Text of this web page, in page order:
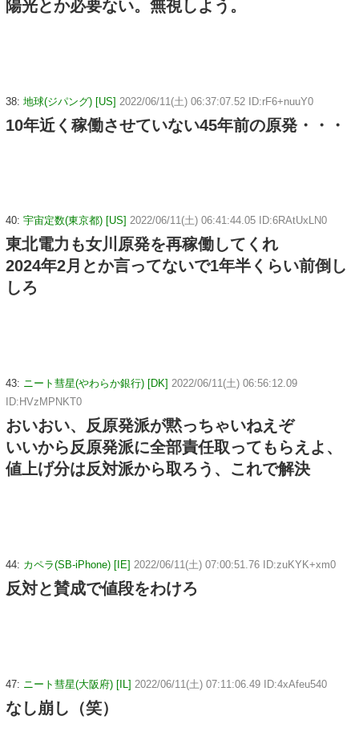
陽光とか必要ない。無視しよう。
38: 地球(ジパング) [US] 2022/06/11(土) 06:37:07.52 ID:rF6+nuuY0
10年近く稼働させていない45年前の原発・・・
40: 宇宙定数(東京都) [US] 2022/06/11(土) 06:41:44.05 ID:6RAtUxLN0
東北電力も女川原発を再稼働してくれ
2024年2月とか言ってないで1年半くらい前倒し
しろ
43: ニート彗星(やわらか銀行) [DK] 2022/06/11(土) 06:56:12.09
ID:HVzMPNKT0
おいおい、反原発派が黙っちゃいねえぞ
いいから反原発派に全部責任取ってもらえよ、
値上げ分は反対派から取ろう、これで解決
44: カペラ(SB-iPhone) [IE] 2022/06/11(土) 07:00:51.76 ID:zuKYK+xm0
反対と賛成で値段をわけろ
47: ニート彗星(大阪府) [IL] 2022/06/11(土) 07:11:06.49 ID:4xAfeu540
なし崩し（笑）